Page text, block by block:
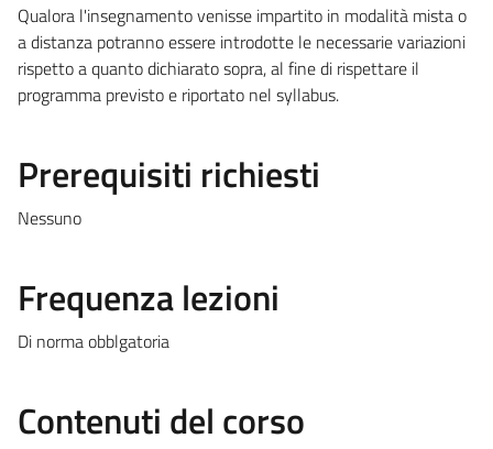
Qualora l'insegnamento venisse impartito in modalità mista o
a distanza potranno essere introdotte le necessarie variazioni
rispetto a quanto dichiarato sopra, al fine di rispettare il
programma previsto e riportato nel syllabus.
Prerequisiti richiesti
Nessuno
Frequenza lezioni
Di norma obblgatoria
Contenuti del corso